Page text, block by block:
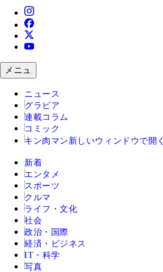
メニュ
ニュース
グラビア
連載コラム
コミック
キン肉マン 新しいウィンドウで開く
新着
エンタメ
スポーツ
クルマ
ライフ・文化
社会
政治・国際
経済・ビジネス
IT・科学
写真